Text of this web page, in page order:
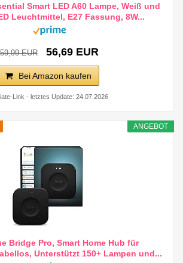
Smart LED A60 Lampe, Weiß und
Leuchtmittel, E27 Fassung, 8W...
59,99 EUR 56,69 EUR
Bei Amazon kaufen
Link - letztes Update: 24.07.2026
ANGEBOT
Bridge Pro, Smart Home Hub für
Unterstützt 150+ Lampen und...